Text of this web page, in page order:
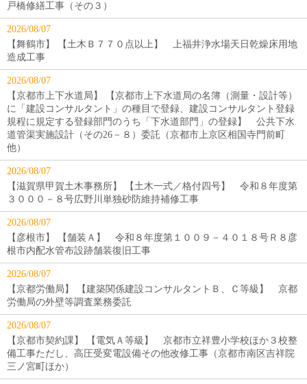
戸橋修繕工事（その３）
2026/08/07
【舞鶴市】 【土木Ｂ７７０点以上】 上福井浄水場天日乾燥床用地
造成工事
2026/08/07
【京都市上下水道局】 【京都市上下水道局の名簿（測量・設計等）
に「建設コンサルタント」の種目で登録、建設コンサルタント登録
規程に規定する登録部門のうち「下水道部門」の登録】 公共下水
道管渠実施設計（その26－８）委託（京都市上京区相国寺門前町
他）
2026/08/07
【滋賀県甲賀土木事務所】 【土木一式／格付四号】 令和８年度第
３０００－８号広野川単独砂防維持補修工事
2026/08/07
【彦根市】 【舗装Ａ】 令和８年度第１００９－４０１８号Ｒ８彦
根市内配水管布設跡舗装復旧工事
2026/08/07
【京都労働局】 【建築関係建設コンサルタントＢ、Ｃ等級】 京都
労働局の外壁等調査業務委託
2026/08/07
【京都市契約課】 【電気Ａ等級】 京都市立祥豊小学校ほか３校整
備工事ただし、高圧受変電設備その他改修工事（京都市南区吉祥院
三ノ宮町ほか）